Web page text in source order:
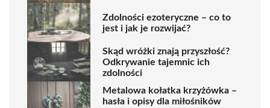
Zdolności ezoteryczne – co to
jest i jak je rozwijać?
Skąd wróżki znają przyszłość?
Odkrywanie tajemnic ich
zdolności
Metalowa kołatka krzyżówka –
hasła i opisy dla miłośników